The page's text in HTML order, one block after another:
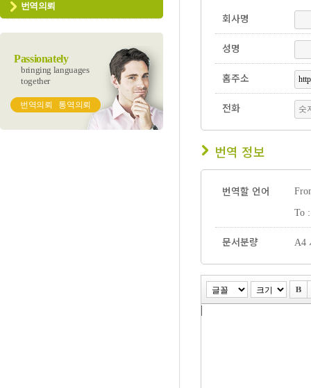
번역의뢰
Passionately
bringing languages
together
번역의뢰 통역의뢰
회사명
성명
홈주소
전화
번역 정보
번역할 언어
To
문서분량 A4